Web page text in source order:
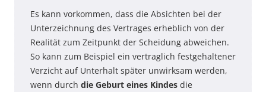
Es kann vorkommen, dass die Absichten bei der
Unterzeichnung des Vertrages erheblich von der
Realität zum Zeitpunkt der Scheidung abweichen.
So kann zum Beispiel ein vertraglich festgehaltener
Verzicht auf Unterhalt später unwirksam werden,
wenn durch die Geburt eines Kindes die